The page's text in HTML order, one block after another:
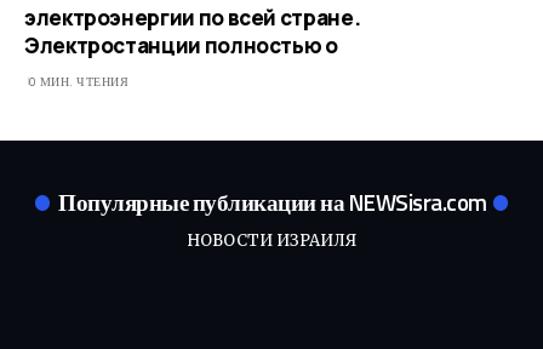
электроэнергии по всей стране.
Электростанции полностью о
0 МИН. ЧТЕНИЯ
Популярные публикации на NEWSisra.com
НОВОСТИ ИЗРАИЛЯ